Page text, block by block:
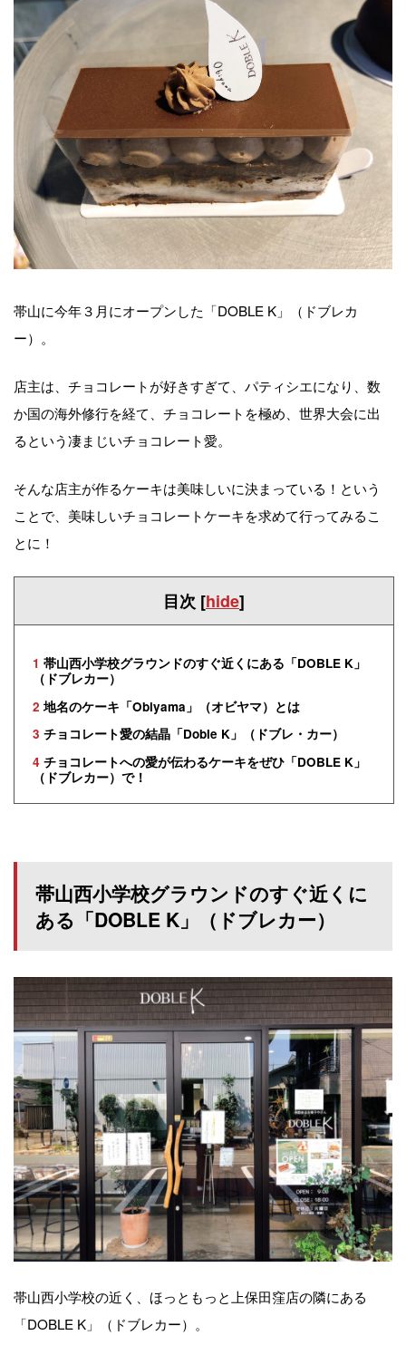
帯山に今年３月にオープンした「DOBLE K」（ドブレカ
ー）。
店主は、チョコレートが好きすぎて、パティシエになり、数
か国の海外修行を経て、チョコレートを極め、世界大会に出
るという凄まじいチョコレート愛。
そんな店主が作るケーキは美味しいに決まっている！という
ことで、美味しいチョコレートケーキを求めて行ってみるこ
とに！
目次 [hide]
1 帯山西小学校グラウンドのすぐ近くにある「DOBLE K」
（ドブレカー）
2 地名のケーキ「Obiyama」（オビヤマ）とは
3 チョコレート愛の結晶「Doble K」（ドブレ・カー）
4 チョコレートへの愛が伝わるケーキをぜひ「DOBLE K」
（ドブレカー）で！
帯山西小学校グラウンドのすぐ近くに
ある「DOBLE K」（ドブレカー）
帯山西小学校の近く、ほっともっと上保田窪店の隣にある
「DOBLE K」（ドブレカー）。